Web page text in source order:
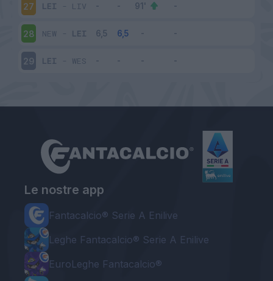
27 LEI - LIV
28 NEW - LEI
29 LEI - WES
Le nostre app
Fantacalcio® Serie A Enilive
Leghe Fantacalcio® Serie A Enilive
EuroLeghe Fantacalcio®